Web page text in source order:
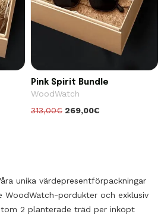
Pink Spirit Bundle
WoodWatch
313,00€ 269,00€
unika värdepresentförpackningar
WoodWatch-pordukter och exklusiv
2 planterade träd per inköpt